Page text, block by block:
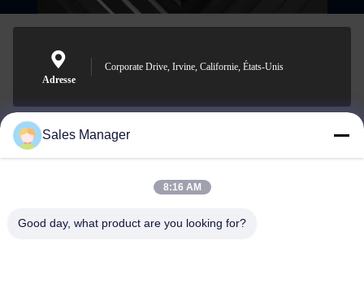
Adresse
Corporate Drive, Irvine, Californie, États-Unis
sales@ltcircuit.com
Sales Manager
8:16 AM
Good day, what product are you looking for?